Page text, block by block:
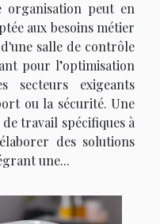
organisation peut en
aux besoins métier
salle de contrôle
pour l’optimisation
secteurs exigeants
ou la sécurité. Une
travail spécifiques à
des solutions
une...